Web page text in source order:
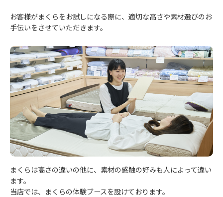
お客様がまくらをお試しになる際に、適切な高さや素材選びのお
手伝いをさせていただきます。
まくらは高さの違いの他に、素材の感触の好みも人によって違い
ます。
当店では、まくらの体験ブースを設けております。